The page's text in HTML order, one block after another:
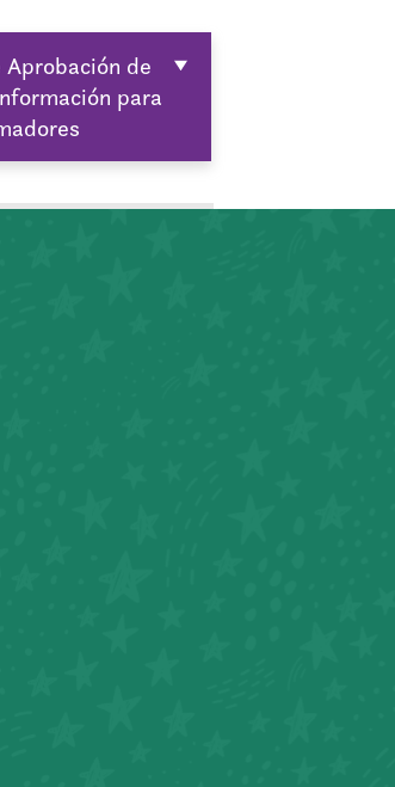
de
para